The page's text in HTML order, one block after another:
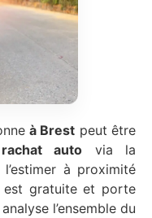
à Brest peut être
rachat auto via la
à proximité
est gratuite et porte
l’ensemble du